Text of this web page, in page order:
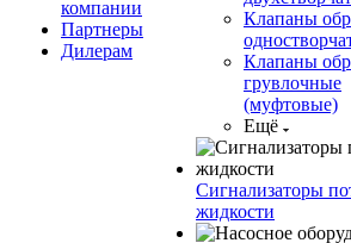
компании
Партнеры
Дилерам
Клапаны
Клапаны
грувлочные
(муфтовые)
Ещё
Сигнализаторы
жидкости